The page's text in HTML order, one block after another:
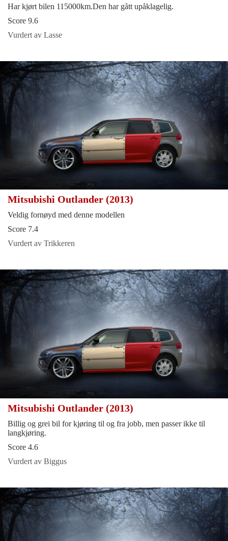
Har kjørt bilen 115000km.Den har gått upåklagelig.
Score 9.6
Vurdert av Lasse
Mitsubishi Outlander (2013)
Veldig fornøyd med denne modellen
Score 7.4
Vurdert av Trikkeren
Mitsubishi Outlander (2013)
Billig og grei bil for kjøring til og fra jobb, men passer ikke til
langkjøring.
Score 4.6
Vurdert av Biggus